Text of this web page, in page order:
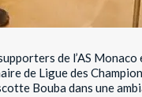
de l’AS
de Ligue des
Bouba dans une